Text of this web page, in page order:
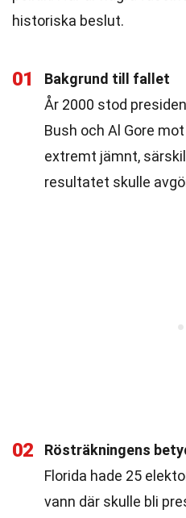
historiska beslut.
01
Bakgrund till fallet
År 2000 stod
Bush och Al Gore
extremt jämnt,
resultatet skulle
02
Rösträkningens
Florida hade 25
vann där skulle bli